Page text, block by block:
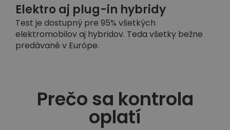
Elektro aj plug-in hybridy
Test je dostupný pre 95% všetkých
elektromobilov aj hybridov. Teda všetky bežne
predávané v Európe.
Prečo sa kontrola
oplatí